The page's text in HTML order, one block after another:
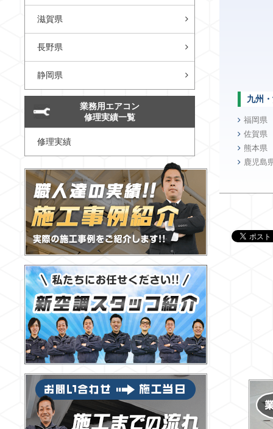
九州
福岡県
佐賀県
熊本県
鹿児島
滋賀県
長野県
静岡県
業務用エアコン
修理実績一覧
修理実績